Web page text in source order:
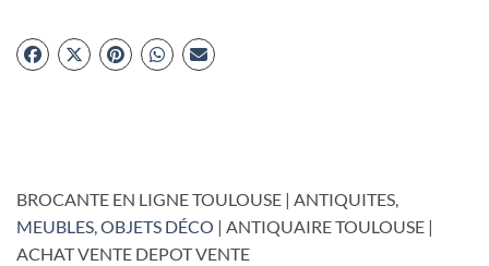
BROCANTE EN LIGNE TOULOUSE | ANTIQUITES,
MEUBLES OBJETS DÉCO | ANTIQUAIRE TOULOUSE |
ACHAT VENTE DEPOT VENTE